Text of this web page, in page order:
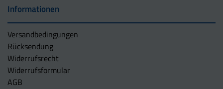
Informationen
Versandbedingungen
Rücksendung
Widerrufsrecht
Widerrufsformular
AGB